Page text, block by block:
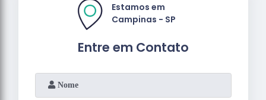
Entre em Contato
Estamos em
Campinas - SP